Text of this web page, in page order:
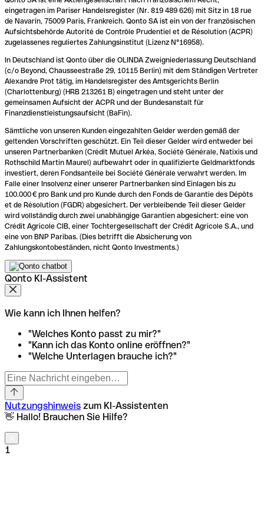
eingetragen im Pariser Handelsregister (Nr. 819 489 626) mit Sitz in 18 rue
de Navarin, 75009 Paris, Frankreich. Qonto SA ist ein von der französischen
Aufsichtsbehörde Autorité de Contrôle Prudentiel et de Résolution (ACPR)
zugelassenes reguliertes Zahlungsinstitut (Lizenz N°16958).
In Deutschland ist Qonto über die OLINDA Zweigniederlassung Deutschland
(c/o Beyond, Chausseestraße 29, 10115 Berlin) mit dem Ständigen Vertreter
Alexandre Prot tätig, im Handelsregister des Amtsgerichts Berlin
(Charlottenburg) (HRB 213261 B) eingetragen und steht unter der
gemeinsamen Aufsicht der ACPR und der Bundesanstalt für
Finanzdienstleistungsaufsicht (BaFin).
Sämtliche von unseren Kunden eingezahlten Gelder werden gemäß der
geltenden Vorschriften geschützt. Ein Teil dieser Gelder wird entweder bei
unseren Partnerbanken (Crédit Mutuel Arkéa, Société Générale, Natixis und
Rothschild Martin Maurel) aufbewahrt oder in qualifizierte Geldmarktfonds
investiert, deren Fondsanteile bei Société Générale verwahrt werden. Im
Falle einer Insolvenz einer unserer Partnerbanken sind Einlagen bis zu
100.000 € pro Bank und pro Kunde durch den Fonds de Garantie des Dépôts
et de Résolution (FGDR) abgesichert. Der verbleibende Teil dieser Gelder
wird vollständig durch zwei unabhängige Garantien abgesichert: eine von
Crédit Agricole CIB, einer Tochtergesellschaft der Crédit Agricole S.A., und
eine von BNP Paribas. (Dies betrifft die Absicherung von
Zahlungskontobeständen, nicht Qonto Investments.)
Qonto KI-Assistent
Wie kann ich Ihnen helfen?
"Welches Konto passt zu mir?"
"Kann ich das Konto online eröffnen?"
"Welche Unterlagen brauche ich?"
Nutzungshinweis zum KI-Assistenten
👋 Hallo! Brauchen Sie Hilfe?
1